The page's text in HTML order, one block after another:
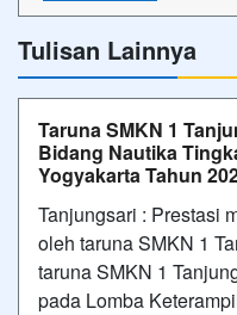
Tulisan Lainnya
Taruna SMKN 1
Bidang Nautika
Yogyakarta Tahun
Tanjungsari : Prestasi
oleh taruna SMKN 1
taruna SMKN 1
pada Lomba